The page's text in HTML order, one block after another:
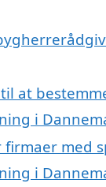
at
i
med
i